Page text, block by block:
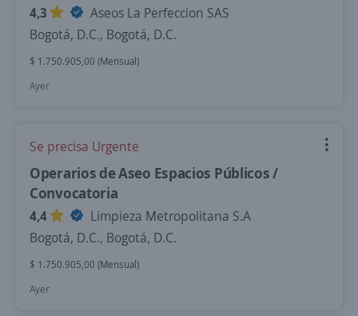
4,3
Aseos La Perfeccion SAS
Bogotá, D.C., Bogotá, D.C.
$ 1.750.905,00 (Mensual)
Ayer
Se precisa Urgente
Operarios de Aseo Espacios Públicos /
Convocatoria
4,4
Limpieza Metropolitana S.A
Bogotá, D.C., Bogotá, D.C.
$ 1.750.905,00 (Mensual)
Ayer